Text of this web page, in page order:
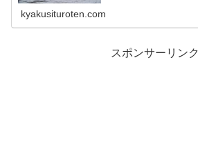
kyakusituroten.com
スポンサーリンク